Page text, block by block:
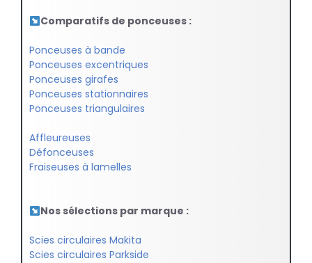
Comparatifs de ponceuses :
Ponceuses à bande
Ponceuses excentriques
Ponceuses girafes
Ponceuses stationnaires
Ponceuses triangulaires
Affleureuses
Défonceuses
Fraiseuses à lamelles
Nos sélections par marque :
Scies circulaires Makita
Scies circulaires Parkside